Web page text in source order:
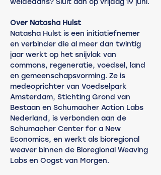
weidedans? Sluit aan op vrijdag 19 juni.
Natasha Hulst is een initiatiefnemer
en verbinder die al meer dan twintig
jaar werkt op het snijvlak van
commons, regeneratie, voedsel, land
en gemeenschapsvorming. Ze is
medeoprichter van Voedselpark
Amsterdam, Stichting Grond van
Bestaan en Schumacher Action Labs
Nederland, is verbonden aan de
Schumacher Center for a New
Economics, en werkt als bioregional
weaver binnen de Bioregional Weaving
Labs en Oogst van Morgen.